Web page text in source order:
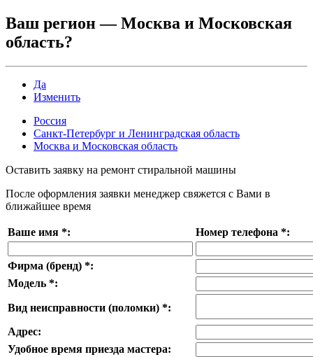
Ваш регион —Москва и Московская
область?
Да
Изменить
Россия
Санкт-Петербург и Ленинградская область
Москва и Московская область
Оставить заявку на ремонт стиральной машины
После оформления заявки менеджер свяжется с Вами в
ближайшее время
Ваше имя *: Номер телефона *:
Фирма (бренд) *:
Модель *:
Вид неисправности (поломки) *:
Адрес:
Удобное время приезда мастера: